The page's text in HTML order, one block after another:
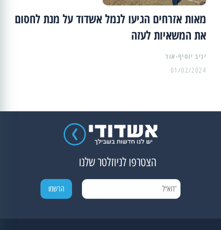
מאות אזרחים הגיעו לנמל אשדוד על מנת לחסום
את המשאיות לעזה
יניב יוסיף-אור
01/02/2024
הצטרפו לניוזלטר שלנו